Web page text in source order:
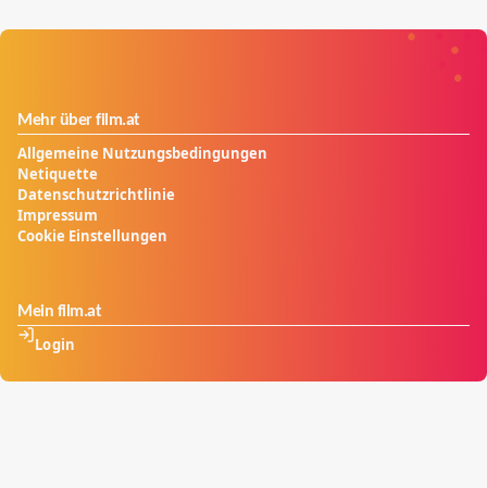
Mehr über film.at
Allgemeine Nutzungsbedingungen
Netiquette
Datenschutzrichtlinie
Impressum
Cookie Einstellungen
Mein film.at
Login